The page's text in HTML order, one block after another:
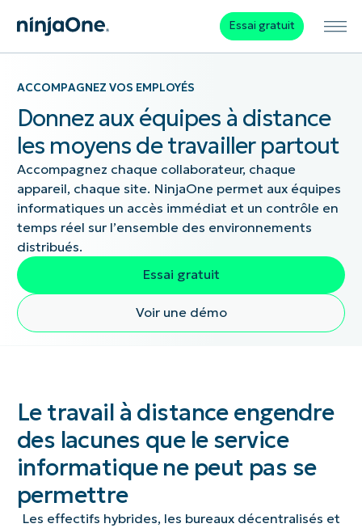
Essai gratuit
ACCOMPAGNEZ VOS EMPLOYÉS
Donnez aux équipes à distance
les moyens de travailler partout
Accompagnez chaque collaborateur, chaque
appareil, chaque site. NinjaOne permet aux équipes
informatiques un accès immédiat et un contrôle en
temps réel sur l’ensemble des environnements
distribués.
Essai gratuit
Voir une démo
Le travail à distance engendre
des lacunes que le service
informatique ne peut pas se
permettre
Les effectifs hybrides, les bureaux décentralisés et